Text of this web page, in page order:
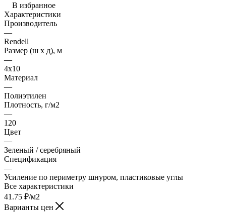
В избранное
Характеристики
Производитель
—
Rendell
Размер (ш х д), м
—
4х10
Материал
—
Полиэтилен
Плотность, г/м2
—
120
Цвет
—
Зеленый / серебряный
Спецификация
—
Усиление по периметру шнуром, пластиковые углы
Все характеристики
41.75 ₽/м2
Варианты цен